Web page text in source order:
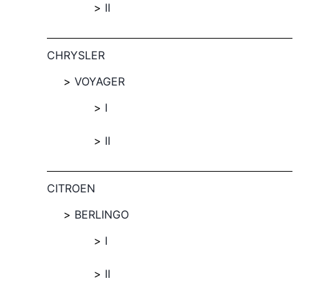
II
CHRYSLER
VOYAGER
I
II
CITROEN
BERLINGO
I
II